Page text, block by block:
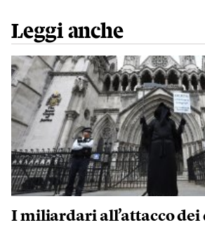
Leggi anche
I miliardari all’attacco